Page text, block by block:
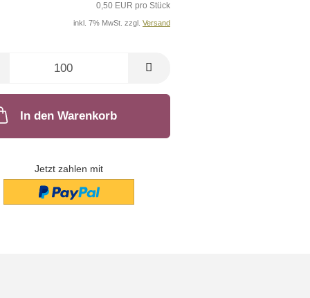
0,50 EUR pro Stück
inkl. 7% MwSt. zzgl. Versand
In den Warenkorb
Jetzt zahlen mit